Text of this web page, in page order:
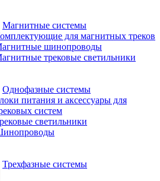
Магнитные системы
для магнитных треков
шинопроводы
трековые светильники
Однофазные системы
питания и аксессуары для
систем
светильники
Трехфазные системы